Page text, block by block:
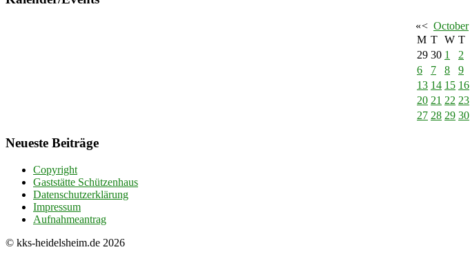
«< October
M T W T
29 30 1 2
6
7 8 9
13 14 15 16
20 21 22 23
27 28 29 30
Neueste Beiträge
Copyright
Gaststätte Schützenhaus
Datenschutzerklärung
Impressum
Aufnahmeantrag
© kks-heidelsheim.de 2026